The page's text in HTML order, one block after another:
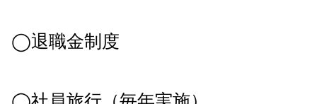
◯退職金制度